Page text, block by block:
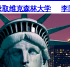
克森林大学 李同